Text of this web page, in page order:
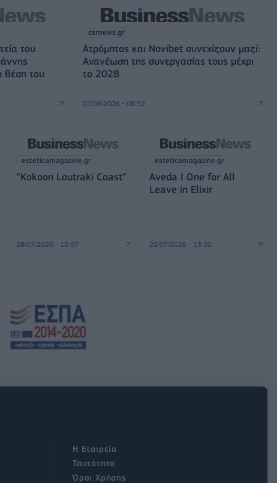
του
θέση του
csrnews.gr
Ατρόμητος και Novibet συνεχίζουν μαζί:
Ανανέωση της συνεργασίας τους μέχρι
το 2028
07/08/2026 - 08:52
esteticamagazine.gr
“Kokoon Loutraki Coast”
28/07/2026 - 12:07
esteticamagazine.gr
Aveda I One for All
Leave in Elixir
22/07/2026 - 13:20
Η Εταιρεία
Ταυτότητα
Όροι Χρήσης